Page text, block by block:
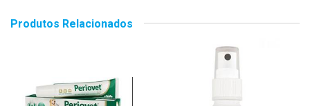
Produtos Relacionados